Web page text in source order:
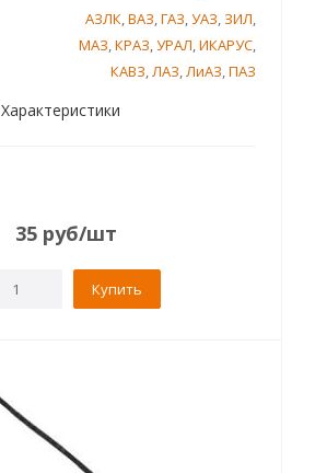
АЗЛК,ВАЗ,ГАЗ,УАЗ, ЗИЛ,
МАЗ,КРАЗ,УРАЛ,ИКАРУС,
КАВЗ,ЛАЗ,ЛиАЗ,ПАЗ
Характеристики
35 руб/шт
Купить